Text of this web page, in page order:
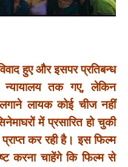
हुए और इसपर प्रतिबन्ध
तक गए, लेकिन
लायक कोई चीज नहीं
में प्रसारित हो चुकी
कर रही है। इस फिल्म
करना चाहेंगे कि फिल्म से